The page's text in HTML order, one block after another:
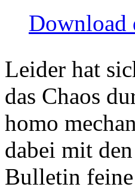
Download
Leider hat
das Chaos
homo
dabei mit
Bulletin